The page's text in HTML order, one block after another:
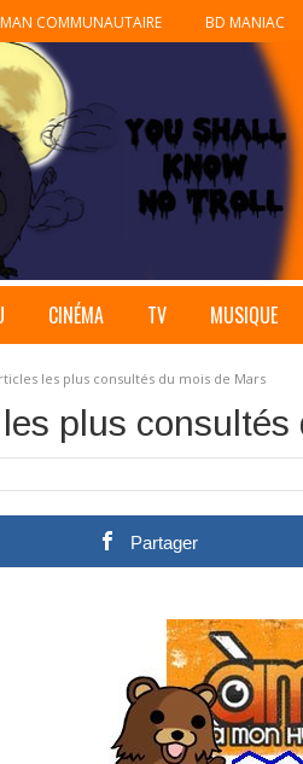
COMMUNAUTAIRE BD MANIAC
CINÉMA TV MUSIQUE
les plus consultés du mois de Mars
plus consultés
Partager